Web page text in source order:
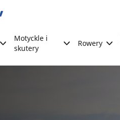
Motyckle i
skutery
Rowery